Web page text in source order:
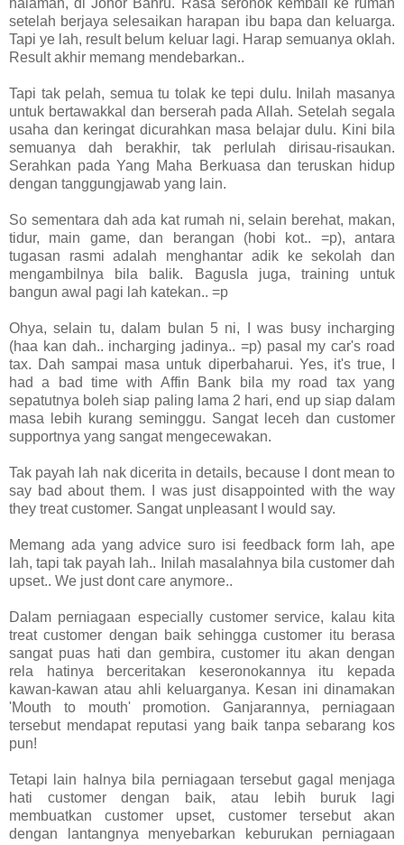
setelah berjaya selesaikan harapan ibu bapa dan keluarga.
Tapi ye lah, result belum keluar lagi. Harap semuanya oklah.
Result akhir memang mendebarkan..
Tapi tak pelah, semua tu tolak ke tepi dulu. Inilah masanya
untuk bertawakkal dan berserah pada Allah. Setelah segala
usaha dan keringat dicurahkan masa belajar dulu. Kini bila
semuanya dah berakhir, tak perlulah dirisau-risaukan.
Serahkan pada Yang Maha Berkuasa dan teruskan hidup
dengan tanggungjawab yang lain.
So sementara dah ada kat rumah ni, selain berehat, makan,
tidur, main game, dan berangan (hobi kot.. =p), antara
tugasan rasmi adalah menghantar adik ke sekolah dan
mengambilnya bila balik. Bagusla juga, training untuk
bangun awal pagi lah katekan.. =p
Ohya, selain tu, dalam bulan 5 ni, I was busy incharging
(haa kan dah.. incharging jadinya.. =p) pasal my car's road
tax. Dah sampai masa untuk diperbaharui. Yes, it's true, I
had a bad time with Affin Bank bila my road tax yang
sepatutnya boleh siap paling lama 2 hari, end up siap dalam
masa lebih kurang seminggu. Sangat leceh dan customer
supportnya yang sangat mengecewakan.
Tak payah lah nak dicerita in details, because I dont mean to
say bad about them. I was just disappointed with the way
they treat customer. Sangat unpleasant I would say.
Memang ada yang advice suro isi feedback form lah, ape
lah, tapi tak payah lah.. Inilah masalahnya bila customer dah
upset.. We just dont care anymore..
Dalam perniagaan especially customer service, kalau kita
treat customer dengan baik sehingga customer itu berasa
sangat puas hati dan gembira, customer itu akan dengan
rela hatinya berceritakan keseronokannya itu kepada
kawan-kawan atau ahli keluarganya. Kesan ini dinamakan
'Mouth to mouth' promotion. Ganjarannya, perniagaan
tersebut mendapat reputasi yang baik tanpa sebarang kos
pun!
Tetapi lain halnya bila perniagaan tersebut gagal menjaga
hati customer dengan baik, atau lebih buruk lagi
membuatkan customer upset, customer tersebut akan
dengan lantangnya menyebarkan keburukan perniagaan